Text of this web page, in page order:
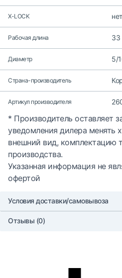
X-LOCK нет
Рабочая длина
Диаметр 5/
Страна-производитель
Артикул производителя
* Производитель оставляет
уведомления дилера менять
внешний вид, комплектацию
производства.
Указанная информация не
офертой
Условия доставки/самовывоза
Отзывы (0)